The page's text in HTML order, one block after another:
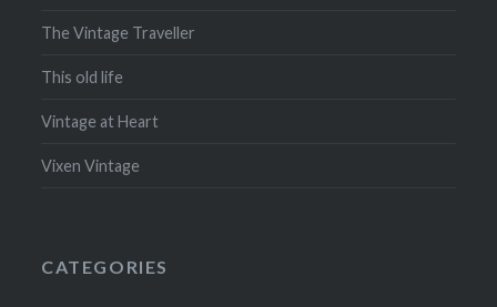
The Vintage Traveller
This old life
Vintage at Heart
Vixen Vintage
CATEGORIES